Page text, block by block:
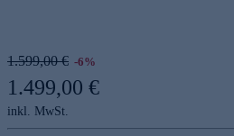
1.599,00 € -6%
1.499,00 €
inkl. MwSt.